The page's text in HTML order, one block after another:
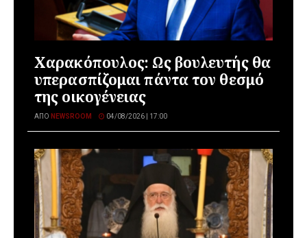
Χαρακόπουλος: Ως βουλευτής θα
υπερασπίζομαι πάντα τον θεσμό
της οικογένειας
ΑΠΌ NEWSROOM 04/08/2026 | 17:00